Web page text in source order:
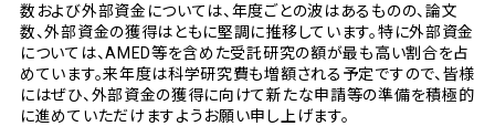
数および外部資金については、年度ごとの波はあるものの、論文
数、外部資金の獲得はともに堅調に推移しています。特に外部資金
については、AMED等を含めた受託研究の額が最も高い割合を占
めています。来年度は科学研究費も増額される予定ですので、皆様
にはぜひ、外部資金の獲得に向けて新たな申請等の準備を積極的
に進めていただけますようお願い申し上げます。